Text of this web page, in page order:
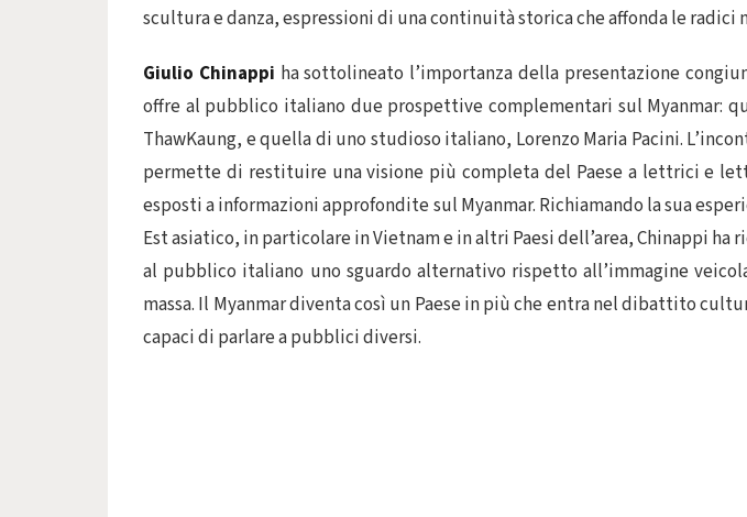
scultura e danza, espressioni di una continuità storica che affonda le radici
Giulio Chinappi ha sottolineato l’importanza della presentazione
offre al pubblico italiano due prospettive complementari sul Myanmar:
ThawKaung, e quella di uno studioso italiano, Lorenzo Maria Pacini.
permette di restituire una visione più completa del Paese a lettrici e
esposti a informazioni approfondite sul Myanmar. Richiamando la sua
Est asiatico, in particolare in Vietnam e in altri Paesi dell’area, Chinappi ha
al pubblico italiano uno sguardo alternativo rispetto all’immagine
massa. Il Myanmar diventa così un Paese in più che entra nel dibattito
capaci di parlare a pubblici diversi.